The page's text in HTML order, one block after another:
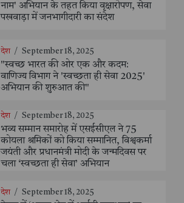
नाम' अभियान के तहत किया वृक्षारोपण, सेवा
पखवाड़ा में जनभागीदारी का संदेश
देश / September 18, 2025
"स्वच्छ भारत की ओर एक और कदम:
वाणिज्य विभाग ने 'स्वच्छता ही सेवा 2025'
अभियान की शुरुआत की"
देश / September 18, 2025
भव्य सम्मान समारोह में एसईसीएल ने 75
कोयला श्रमिकों को किया सम्मानित, विश्वकर्मा
जयंती और प्रधानमंत्री मोदी के जन्मदिवस पर
चला ‘स्वच्छता ही सेवा’ अभियान
देश / September 18, 2025